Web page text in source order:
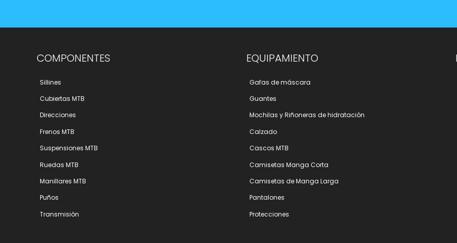
COMPONENTES
Sillines
Cubiertas MTB
Direcciones
Frenos MTB
Suspensiones MTB
Ruedas MTB
Manillares MTB
Puños
Transmisión
EQUIPAMIENTO
Gafas de máscara
Guantes
Mochilas y Riñoneras de hidratación
Calzado
Cascos MTB
Camisetas Manga Corta
Camisetas de Manga Larga
Pantalones
Protecciones